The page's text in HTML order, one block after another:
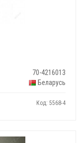
70-4216013
Беларусь
Код: 5568-4